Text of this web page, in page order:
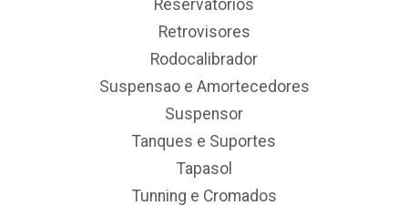
Reservatorios
Retrovisores
Rodocalibrador
Suspensao e Amortecedores
Suspensor
Tanques e Suportes
Tapasol
Tunning e Cromados